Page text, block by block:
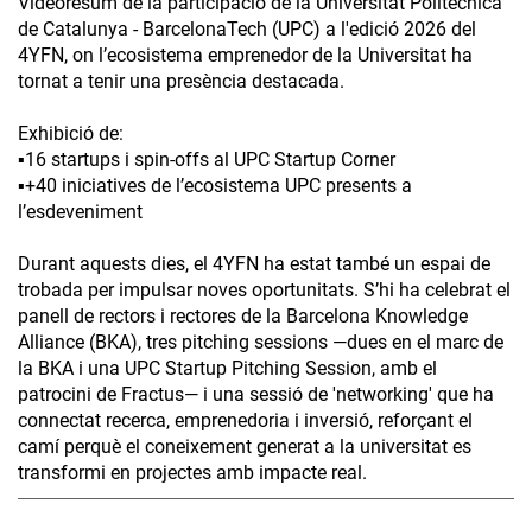
de Catalunya - BarcelonaTech (UPC) a l'edició 2026 del
4YFN, on l’ecosistema emprenedor de la Universitat ha
tornat a tenir una presència destacada.
Exhibició de:
▪️16 startups i spin-offs al UPC Startup Corner
▪️+40 iniciatives de l’ecosistema UPC presents a
l’esdeveniment
Durant aquests dies, el 4YFN ha estat també un espai de
trobada per impulsar noves oportunitats. S’hi ha celebrat el
panell de rectors i rectores de la Barcelona Knowledge
Alliance (BKA), tres pitching sessions —dues en el marc de
la BKA i una UPC Startup Pitching Session, amb el
patrocini de Fractus— i una sessió de 'networking' que ha
connectat recerca, emprenedoria i inversió, reforçant el
camí perquè el coneixement generat a la universitat es
transformi en projectes amb impacte real.